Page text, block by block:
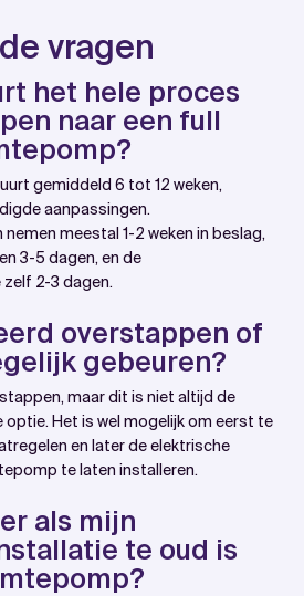
vragen
het hele proces
naar een full
gemiddeld 6 tot 12 weken,
aanpassingen.
meestal 1-2 weken in beslag,
3-5 dagen, en de
2-3 dagen.
overstappen of
gebeuren?
maar dit is niet altijd de
Het is wel mogelijk om eerst te
en later de elektrische
te laten installeren.
als mijn
te oud is